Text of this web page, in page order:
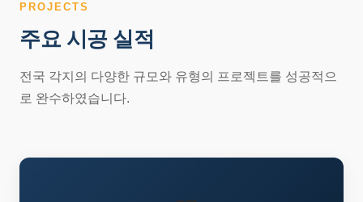
PROJECTS
주요 시공 실적
전국 각지의 다양한 규모와 유형의 프로젝트를 성공적으
로 완수하였습니다.